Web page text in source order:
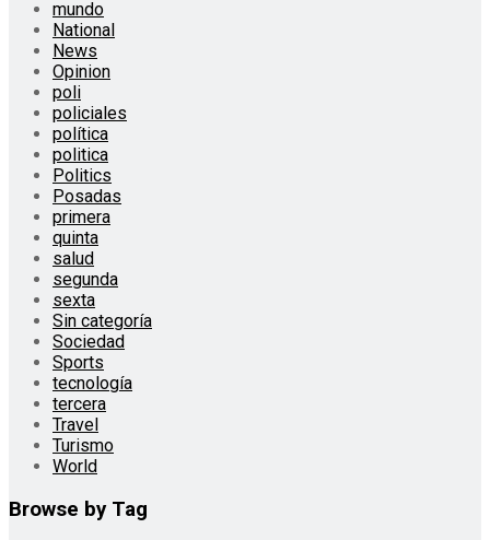
mundo
National
News
Opinion
poli
policiales
política
politica
Politics
Posadas
primera
quinta
salud
segunda
sexta
Sin categoría
Sociedad
Sports
tecnología
tercera
Travel
Turismo
World
Browse by Tag